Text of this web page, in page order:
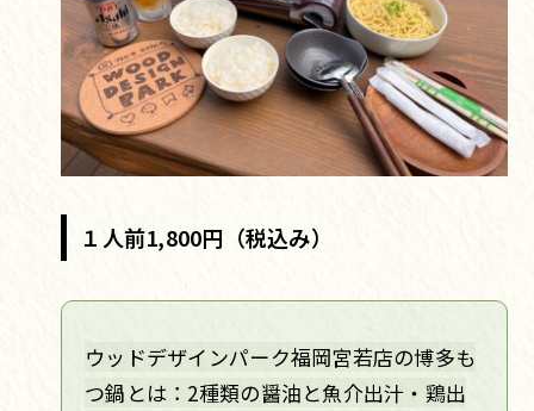
１人前1,800円（税込み）
ウッドデザインパーク福岡宮若店の博多も
つ鍋とは：2種類の醤油と魚介出汁・鶏出